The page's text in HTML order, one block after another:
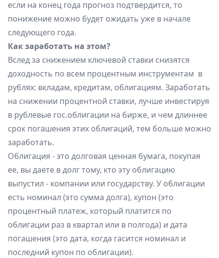
если на конец года прогноз подтвердится, то
понижение можно будет ожидать уже в начале
следующего года.
Как заработать на этом?
Вслед за снижением ключевой ставки снизятся
доходность по всем процентным инструментам ​ в
рублях: вкладам, кредитам, облигациям. Заработать
на снижении процентной ставки, лучше инвестируя
в рублевые гос.облигации на бирже, и чем длиннее
срок погашения этих облигаций, тем больше можно
заработать.
Облигация - это долговая ценная бумага, покупая
ее, вы даете в долг тому, кто эту облигацию
выпустил - компании или государству. У облигации
есть номинал (это сумма долга), купон (это
процентный платеж, который платится по
облигации раз в квартал или в полгода) и дата
погашения (это дата, когда гасится номинал и
последний купон по облигации).